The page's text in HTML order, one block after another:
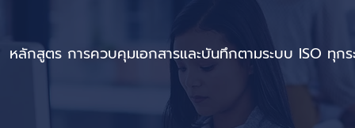
หลักสูตร การควบคุมเอกสารและบันทึกตามระบบ ISO ทุก